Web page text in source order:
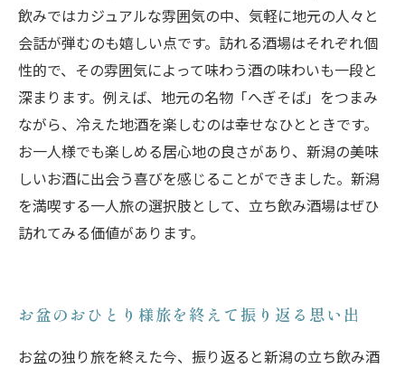
飲みではカジュアルな雰囲気の中、気軽に地元の人々と
会話が弾むのも嬉しい点です。訪れる酒場はそれぞれ個
性的で、その雰囲気によって味わう酒の味わいも一段と
深まります。例えば、地元の名物「へぎそば」をつまみ
ながら、冷えた地酒を楽しむのは幸せなひとときです。
お一人様でも楽しめる居心地の良さがあり、新潟の美味
しいお酒に出会う喜びを感じることができました。新潟
を満喫する一人旅の選択肢として、立ち飲み酒場はぜひ
訪れてみる価値があります。
お盆のおひとり様旅を終えて振り返る思い出
お盆の独り旅を終えた今、振り返ると新潟の立ち飲み酒